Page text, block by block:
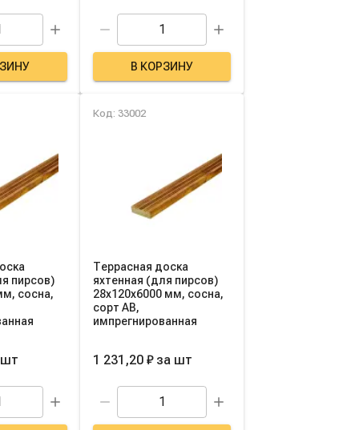
В КОРЗИНУ
пирсов)
сосна,
шт
Код: 33002
Террасная доска
яхтенная (для пирсов)
28х120х6000 мм, сосна,
сорт AB,
импрегнированная
1 231,20 ₽ за шт